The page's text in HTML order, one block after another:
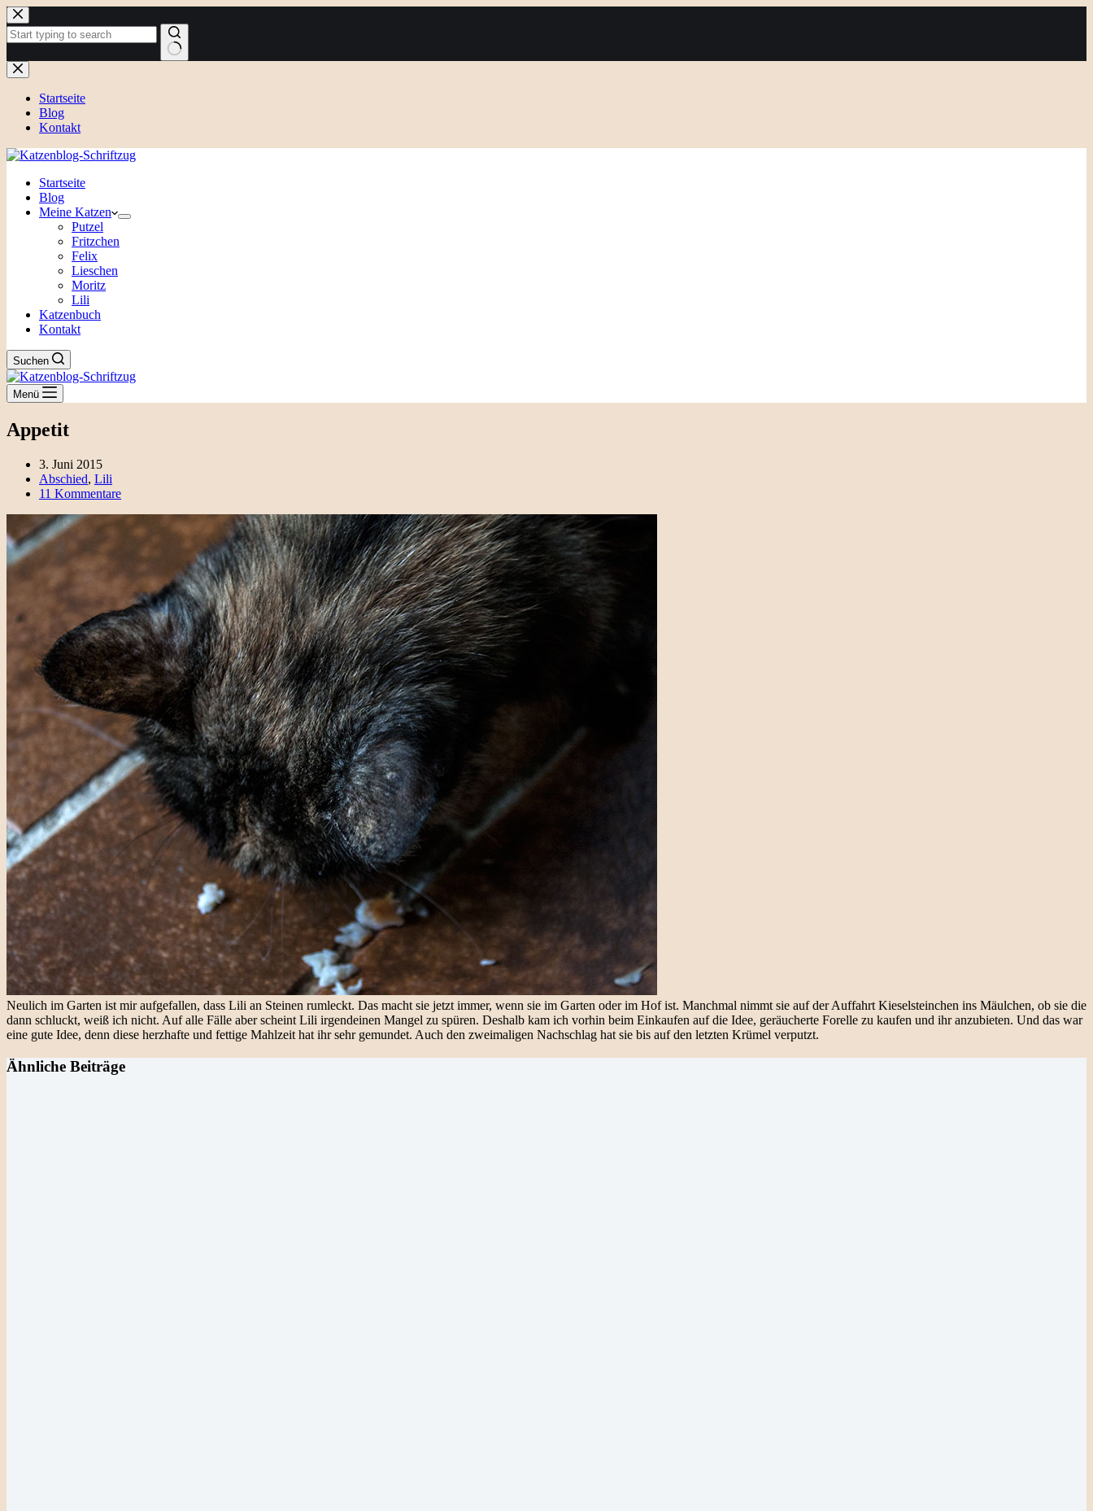
Zum
Inhalt
springen
Keine
Ergebnisse
Startseite
Blog
Kontakt
Startseite
Blog
Meine Katzen
Putzel
Fritzchen
Felix
Lieschen
Moritz
Lili
Katzenbuch
Kontakt
Suchen
Menü
Appetit
3. Juni 2015
Abschied, Lili
11 Kommentare
Neulich im Garten ist mir aufgefallen, dass Lili an Steinen rumleckt. Das macht sie jetzt immer, wenn sie im Garten oder im Hof ist. Manchmal nimmt sie auf der Auffahrt Kieselsteinchen ins Mäulchen, ob sie die
dann schluckt, weiß ich nicht. Auf alle Fälle aber scheint Lili irgendeinen Mangel zu spüren. Deshalb kam ich vorhin beim Einkaufen auf die Idee, geräucherte Forelle zu kaufen und ihr anzubieten. Und das war
eine gute Idee, denn diese herzhafte und fettige Mahlzeit hat ihr sehr gemundet. Auch den zweimaligen Nachschlag hat sie bis auf den letzten Krümel verputzt.
Ähnliche Beiträge